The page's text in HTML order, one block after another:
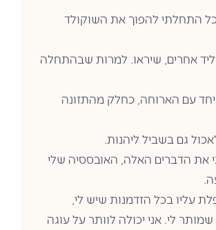
התחלתי להפוך את השוקולד
ליד אחרים, שיראו. למרות שבהתחלה
יחד עם הארוחה, כחלק מהתזונה
גם בשביל ליהנות.
את הדברים האלה, האובססיה שלי
עליו בכל הזדמנות שיש לי,
שמותר לי. אני יכולה לוותר על עוגה